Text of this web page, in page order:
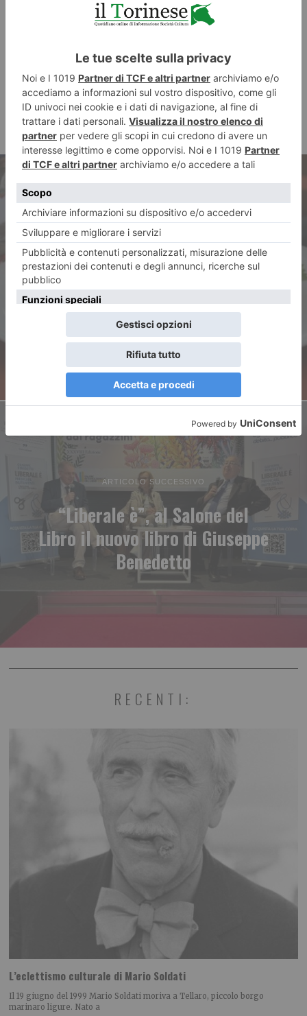
Petto di pollo al limone: la
bontà delle cose semplici
ARTICOLO SUCCESSIVO
“Liberale è”, al Salone del
Libro il nuovo libro di Giuseppe
Benedetto
RECENTI:
L’eclettismo culturale di Mario Soldati
Il 19 giugno del 1999 Mario Soldati moriva a Tellaro, piccolo borgo
marinaro ligure. Nato a